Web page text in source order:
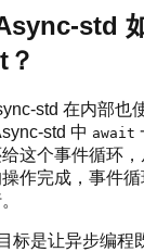
std
std 在内部也
std 中 await
这个事件循环
作完成，事件
标是让异步编程